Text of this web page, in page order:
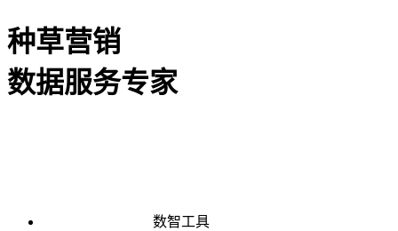
种草营销
数据服务专家
数智工具